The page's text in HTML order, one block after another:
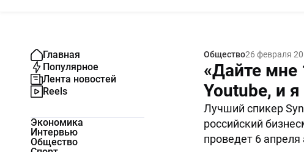
Главная
Популярное
Лента новостей
Reels
Экономика
Интервью
Общество
Общество26 февраля
«Дайте мне
Youtube, и
Лучший спикер
российский
проведет 6 апреля